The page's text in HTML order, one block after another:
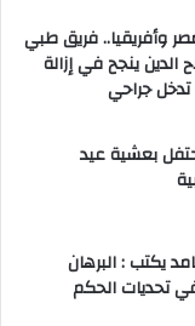
وأفريقيا.. فريق طبي
الدين ينجح في إزالة
تدخل جراحي
بعشية عيد
يكتب : البرهان
تحديات الحكم